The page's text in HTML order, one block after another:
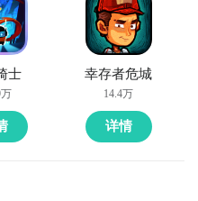
士
万
幸存者危城
14.4万
详情